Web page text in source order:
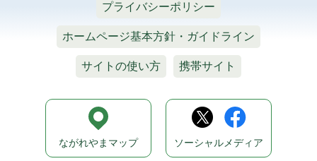
プライバシーポリシー
ホームページ基本方針・ガイドライン
サイトの使い方 携帯サイト
ながれやまマップ ソーシャルメディア